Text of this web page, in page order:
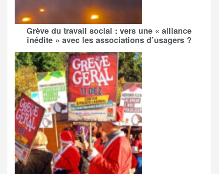
Grève du travail social : vers une « alliance
inédite » avec les associations d’usagers ?